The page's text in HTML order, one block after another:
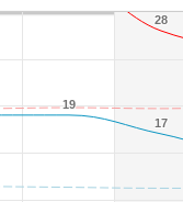
28
28
19
19
17
17